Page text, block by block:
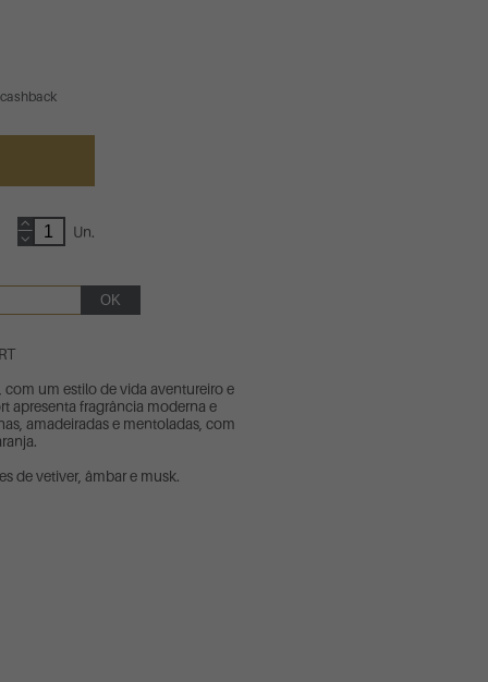
Un.
um estilo de vida aventureiro e
apresenta fragrância moderna e
amadeiradas e mentoladas, com
de vetiver, âmbar e musk.